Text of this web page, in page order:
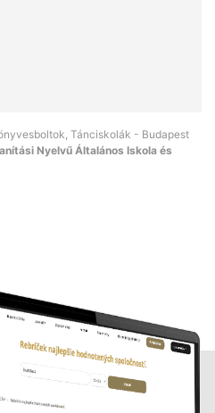
Tánciskolák - Budapest
Nyelvű Általános Iskola és